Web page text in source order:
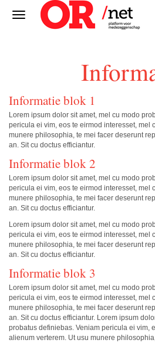
Informatie blok 1
Lorem ipsum dolor sit amet, mel cu modo
pericula ei vim, eos te eirmod interesset, mel
munere philosophia, te mei facer deserunt
an. Sit cu doctus efficiantur.
Informatie blok 2
Lorem ipsum dolor sit amet, mel cu modo
pericula ei vim, eos te eirmod interesset, mel
munere philosophia, te mei facer deserunt
an. Sit cu doctus efficiantur.
Lorem ipsum dolor sit amet, mel cu modo
pericula ei vim, eos te eirmod interesset, mel
munere philosophia, te mei facer deserunt
an. Sit cu doctus efficiantur.
Informatie blok 3
Lorem ipsum dolor sit amet, mel cu modo
pericula ei vim, eos te eirmod interesset, mel
munere philosophia, te mei facer deserunt
an. Sit cu doctus efficiantur. Lorem ipsum
probatus definiebas. Veniam pericula ei vim,
alienum verterem. Ut usu munere